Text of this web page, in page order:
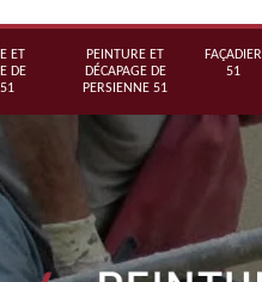
ET
DE
PEINTURE ET
DÉCAPAGE DE
PERSIENNE 51
FAÇADIER
51